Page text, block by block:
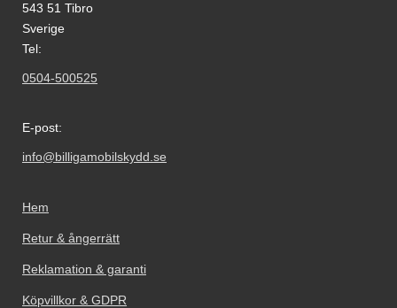
543 51 Tibro
Sverige
Tel:
0504-500525
E-post:
info@billigamobilskydd.se
Hem
Retur & ångerrätt
Reklamation & garanti
Köpvillkor & GDPR